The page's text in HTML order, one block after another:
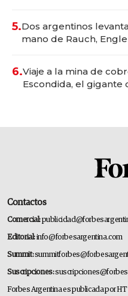
5.Dos argentinos
mano de Rauch,
6.Viaje a la mina de
Escondida, el gigante
Contactos
Comercial:
Editorial:info@forbesargentina.com
Summit:
Suscripciones:
Forbes Argentina es publicada por HT